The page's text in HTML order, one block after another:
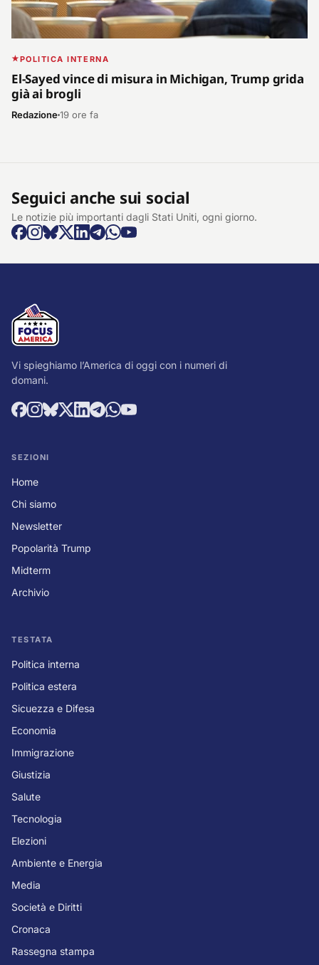
POLITICA INTERNA
El-Sayed vince di misura in Michigan, Trump grida
già ai brogli
Redazione19 ore fa
Seguici anche sui social
Le notizie più importanti dagli Stati Uniti, ogni giorno.
Vi spieghiamo l’America di oggi con i numeri di
domani.
SEZIONI
Home
Chi siamo
Newsletter
Popolarità Trump
Midterm
Archivio
TESTATA
Politica interna
Politica estera
Sicuezza e Difesa
Economia
Immigrazione
Giustizia
Salute
Tecnologia
Elezioni
Ambiente e Energia
Media
Società e Diritti
Cronaca
Rassegna stampa